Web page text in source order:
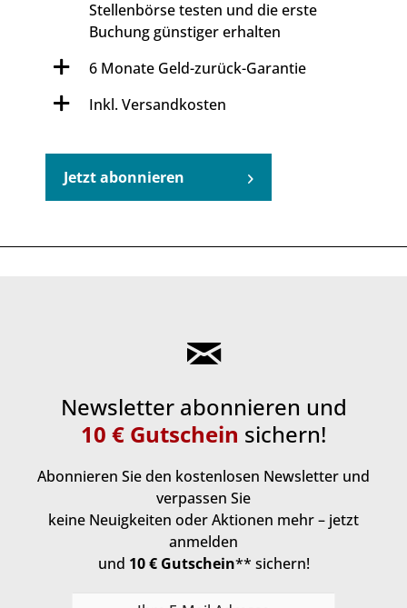
Stellenbörse testen und die erste
Buchung günstiger erhalten
6 Monate Geld-zurück-Garantie
Inkl. Versandkosten
Jetzt abonnieren
Newsletter abonnieren und
10 € Gutschein sichern!
Abonnieren Sie den kostenlosen Newsletter und
verpassen Sie
keine Neuigkeiten oder Aktionen mehr – jetzt
anmelden
und 10 € Gutschein** sichern!